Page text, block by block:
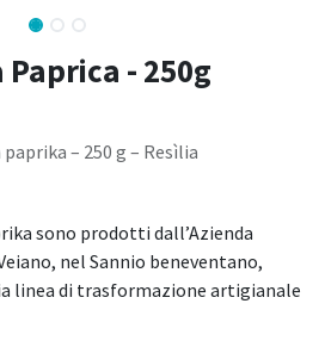
- 250g
– 250 g – Resìlia
sono prodotti dall’Azienda
nel Sannio beneventano,
linea di trasformazione artigianale